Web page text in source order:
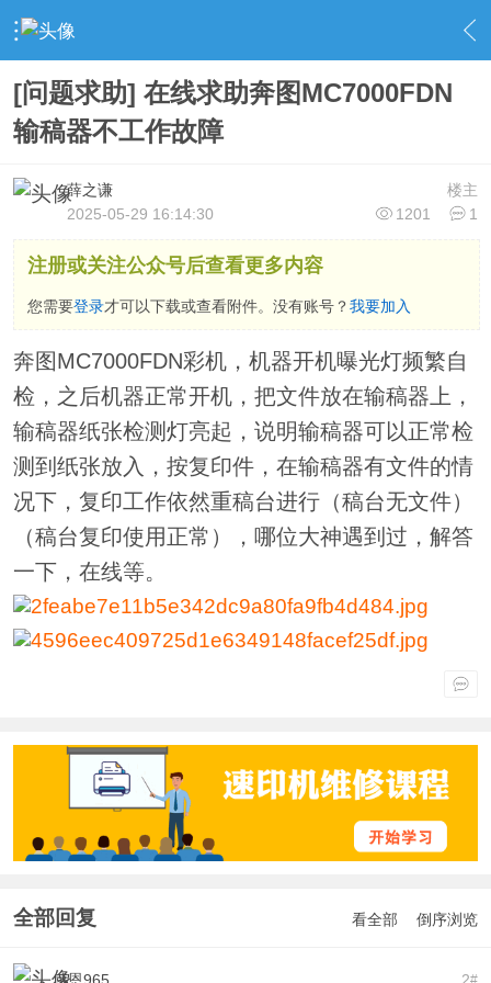
› 激光打印机交流区 › 奔图打印机 › 内容
[问题求助] 在线求助奔图MC7000FDN
输稿器不工作故障
楼主
薛之谦
1201
1
2025-05-29 16:14:30
注册或关注公众号后查看更多内容
您需要登录才可以下载或查看附件。没有账号？我要加入
奔图MC7000FDN彩机，机器开机曝光灯频繁自
检，之后机器正常开机，把文件放在输稿器上，
输稿器纸张检测灯亮起，说明输稿器可以正常检
测到纸张放入，按复印件，在输稿器有文件的情
况下，复印工作依然重稿台进行（稿台无文件）
（稿台复印使用正常），哪位大神遇到过，解答
一下，在线等。
全部回复 看全部 倒序浏览